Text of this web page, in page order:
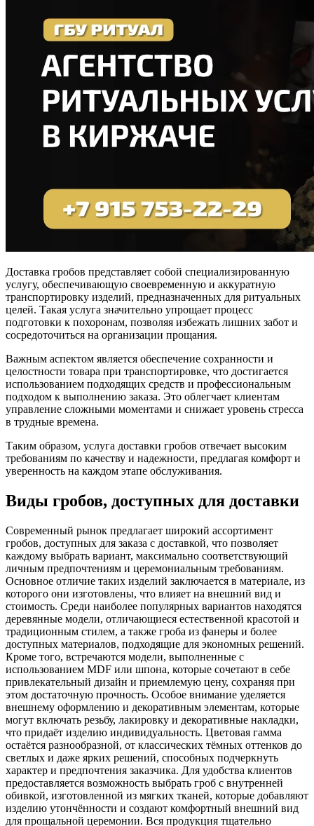
Доставка гробов представляет собой специализированную
услугу, обеспечивающую своевременную и аккуратную
транспортировку изделий, предназначенных для ритуальных
целей. Такая услуга значительно упрощает процесс
подготовки к похоронам, позволяя избежать лишних забот и
сосредоточиться на организации прощания.
Важным аспектом является обеспечение сохранности и
целостности товара при транспортировке, что достигается
использованием подходящих средств и профессиональным
подходом к выполнению заказа. Это облегчает клиентам
управление сложными моментами и снижает уровень стресса
в трудные времена.
Таким образом, услуга доставки гробов отвечает высоким
требованиям по качеству и надежности, предлагая комфорт и
уверенность на каждом этапе обслуживания.
Виды гробов, доступных для доставки
Современный рынок предлагает широкий ассортимент
гробов, доступных для заказа с доставкой, что позволяет
каждому выбрать вариант, максимально соответствующий
личным предпочтениям и церемониальным требованиям.
Основное отличие таких изделий заключается в материале, из
которого они изготовлены, что влияет на внешний вид и
стоимость. Среди наиболее популярных вариантов находятся
деревянные модели, отличающиеся естественной красотой и
традиционным стилем, а также гроба из фанеры и более
доступных материалов, подходящие для экономных решений.
Кроме того, встречаются модели, выполненные с
использованием MDF или шпона, которые сочетают в себе
привлекательный дизайн и приемлемую цену, сохраняя при
этом достаточную прочность. Особое внимание уделяется
внешнему оформлению и декоративным элементам, которые
могут включать резьбу, лакировку и декоративные накладки,
что придаёт изделию индивидуальность. Цветовая гамма
остаётся разнообразной, от классических тёмных оттенков до
светлых и даже ярких решений, способных подчеркнуть
характер и предпочтения заказчика. Для удобства клиентов
предоставляется возможность выбрать гроб с внутренней
обивкой, изготовленной из мягких тканей, которые добавляют
изделию утончённости и создают комфортный внешний вид
для прощальной церемонии. Вся продукция тщательно